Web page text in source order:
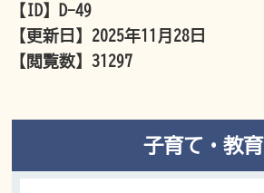
【ID】
D-49
【更新日】 2025年11月28日
【閲覧数】31297
子育て・教育